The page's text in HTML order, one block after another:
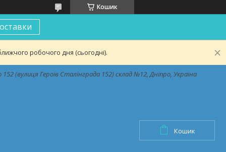
Кошик
робочого дня (сьогодні).
(вулиця Героїв Сталінграда 152) склад №12, Дніпро, Україна
Кошик